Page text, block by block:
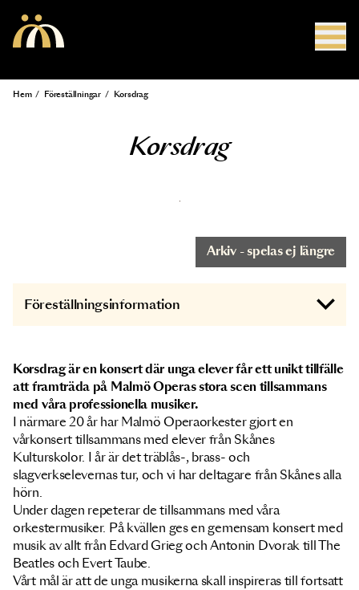
Länkstig
Hem / Föreställningar / Korsdrag
Korsdrag
Arkiv - spelas ej längre
Föreställningsinformation
Korsdrag är en konsert där unga elever får ett unikt tillfälle
att framträda på Malmö Operas stora scen tillsammans
med våra professionella musiker.
I närmare 20 år har Malmö Operaorkester gjort en
vårkonsert tillsammans med elever från Skånes
Kulturskolor. I år är det träblås-, brass- och
slagverkselevernas tur, och vi har deltagare från Skånes alla
hörn.
Under dagen repeterar de tillsammans med våra
orkestermusiker. På kvällen ges en gemensam konsert med
musik av allt från Edvard Grieg och Antonin Dvorak till The
Beatles och Evert Taube.
Vårt mål är att de unga musikerna skall inspireras till fortsatt